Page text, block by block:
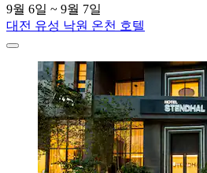
9월 6일 ~ 9월 7일
대전 유성 낙원 온천 호텔